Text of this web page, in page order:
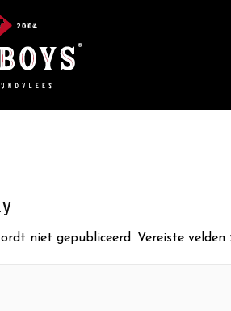
niet gepubliceerd. Vereiste